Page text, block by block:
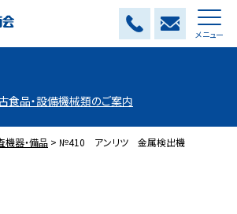
メニュー
食品・設備機械類のご案内
機器・備品 > №410 アンリツ 金属検出機